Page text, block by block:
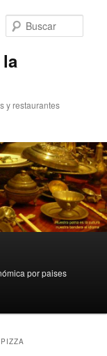
y restaurantes
por paises